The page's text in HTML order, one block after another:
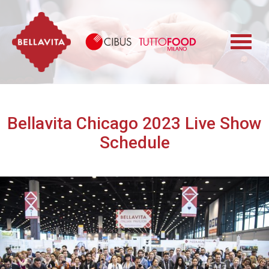
Cibus TuttoFood
Bellavita Chicago 2023 Live Show
Schedule